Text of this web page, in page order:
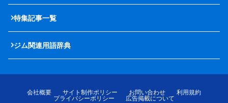
特集記事一覧
ジム関連用語辞典
会社概要 サイト制作ポリシー お問い合わせ
利用規約
プライバシーポリシー
広告掲載について